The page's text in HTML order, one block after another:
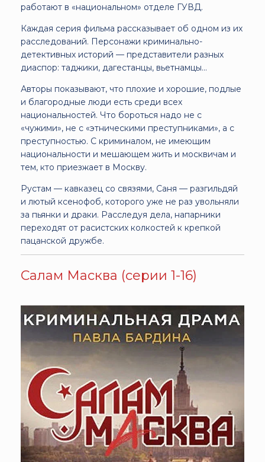
работают в «национальном» отделе ГУВД.
Каждая серия фильма рассказывает об одном из их
расследований. Персонажи криминально-
детективных историй — представители разных
диаспор: таджики, дагестанцы, вьетнамцы...
Авторы показывают, что плохие и хорошие, подлые
и благородные люди есть среди всех
национальностей. Что бороться надо не с
«чужими», не с «этническими преступниками», а с
преступностью. С криминалом, не имеющим
национальности и мешающем жить и москвичам и
тем, кто приезжает в Москву.
Рустам — кавказец со связями, Саня — разгильдяй
и лютый ксенофоб, которого уже не раз увольняли
за пьянки и драки. Расследуя дела, напарники
переходят от расистских колкостей к крепкой
пацанской дружбе.
Салам Масква (серии 1-16)